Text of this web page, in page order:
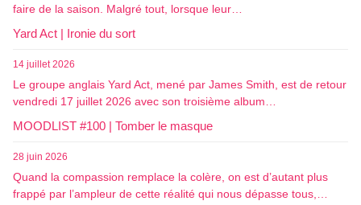
faire de la saison. Malgré tout, lorsque leur…
Yard Act | Ironie du sort
14 juillet 2026
Le groupe anglais Yard Act, mené par James Smith, est de retour
vendredi 17 juillet 2026 avec son troisième album…
MOODLIST #100 | Tomber le masque
28 juin 2026
Quand la compassion remplace la colère, on est d’autant plus
frappé par l’ampleur de cette réalité qui nous dépasse tous,…